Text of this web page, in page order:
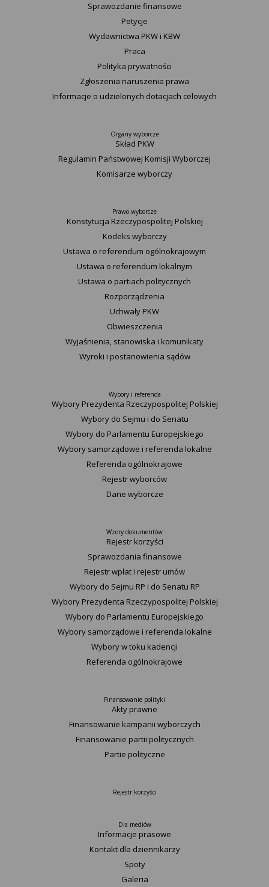
Sprawozdanie finansowe
Petycje
Wydawnictwa PKW i KBW
Praca
Polityka prywatności
Zgłoszenia naruszenia prawa
Informacje o udzielonych dotacjach celowych
Organy wyborcze
Skład PKW
Regulamin Państwowej Komisji Wyborczej
Komisarze wyborczy
Prawo wyborcze
Konstytucja Rzeczypospolitej Polskiej​
Kodeks wyborczy
Ustawa o referendum ogólnokrajowym
Ustawa o referendum lokalnym
Ustawa o partiach politycznych
Rozporządzenia
Uchwały PKW
Obwieszczenia
Wyjaśnienia, stanowiska i komunikaty
Wyroki i postanowienia sądów
Wybory i referenda
Wybory Prezydenta Rzeczypospolitej Polskiej
Wybory do Sejmu i do Senatu
Wybory do Parlamentu Europejskiego
Wybory samorządowe i referenda lokalne
Referenda ogólnokrajowe
Rejestr wyborców
Dane wyborcze
Wzory dokumentów
Rejestr korzyści
Sprawozdania finansowe
Rejestr wpłat i rejestr umów
Wybory do Sejmu RP i do Senatu RP
Wybory Prezydenta Rzeczypospolitej Polskiej
Wybory do Parlamentu Europejskiego
Wybory samorządowe i referenda lokalne
Wybory w toku kadencji
Referenda ogólnokrajowe
Finansowanie polityki
Akty prawne
Finansowanie kampanii wyborczych
Finansowanie partii politycznych
Partie polityczne
Rejestr korzyści
Dla mediów
Informacje prasowe
Kontakt dla dziennikarzy
Spoty
Galeria